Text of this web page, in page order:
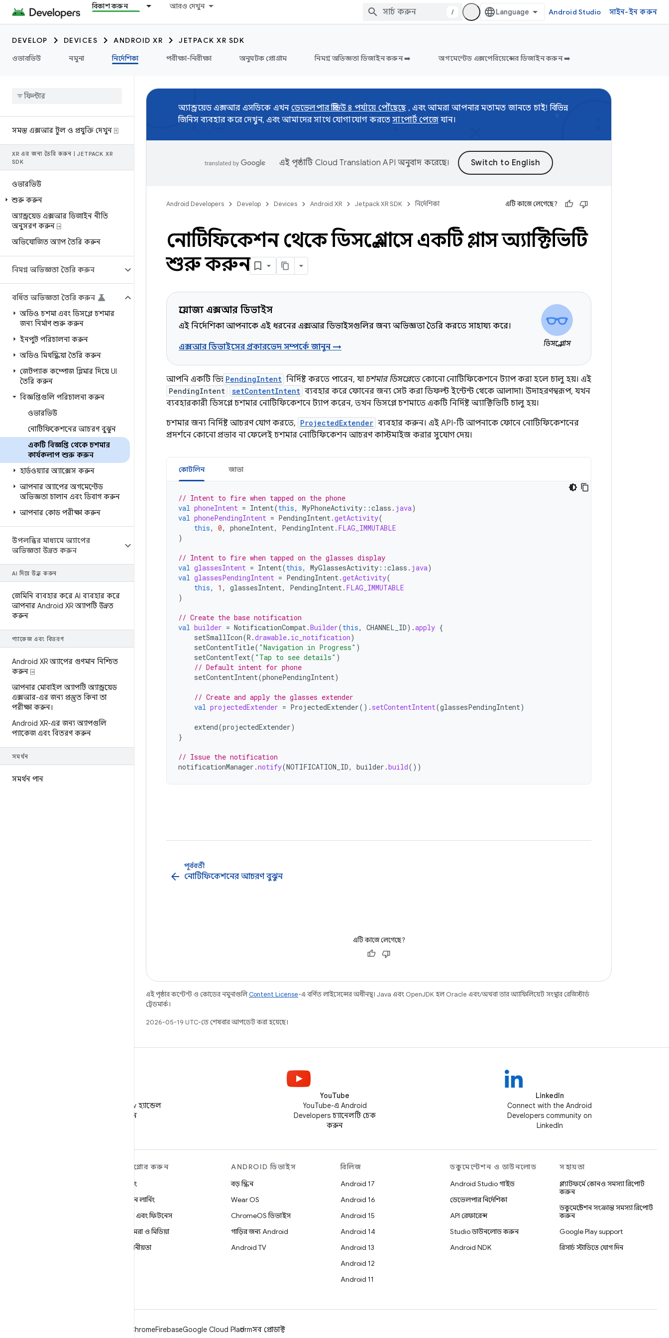
বিকাশ করুন আরও দেখুন
/ Android Studio সাইন-ইন করুন
DEVELOP DEVICES ANDROID XR
JETPACK XR SDK
ওভারভিউ
নমুনা নির্দেশিকা পরীক্ষা-নিরীক্ষা অনুঘটক প্রোগ্রাম নিমগ্ন অভিজ্ঞতা ডিজাইন করুন ➡️ অগমেন্টেড এক্সপেরিয়েন্সের ডিজাইন করুন ➡️
সমস্ত এক্সআর টুল ও প্রযুক্তি দেখুন ⍐
XR এর জন্য তৈরি করুন
JETPACK XR
SDK
ওভারভিউ
শুরু করুন
অ্যান্ড্রয়েড এক্সআর ডিজাইন নীতি
অনুসরণ করুন ⍈
অভিযোজিত অ্যাপ তৈরি করুন
নিমগ্ন অভিজ্ঞতা তৈরি করুন
বর্ধিত অভিজ্ঞতা তৈরি করুন
অডিও চশমা এবং ডিসপ্লে চশমার
জন্য নির্মাণ শুরু করুন
ইনপুট পরিচালনা করুন
অডিও মিথস্ক্রিয়া তৈরি করুন
জেটপ্যাক কম্পোজ গ্লিমার দিয়ে UI
তৈরি করুন
বিজ্ঞপ্তিগুলি পরিচালনা করুন
ওভারভিউ
নোটিফিকেশনের আচরণ বুঝুন
একটি বিজ্ঞপ্তি থেকে চশমার
কার্যকলাপ শুরু করুন
হার্ডওয়্যার অ্যাক্সেস করুন
আপনার অ্যাপের অগমেন্টেড
অভিজ্ঞতা চালান এবং ডিবাগ করুন
আপনার কোড পরীক্ষা করুন
উপলব্ধির মাধ্যমে অ্যাপের
অভিজ্ঞতা উন্নত করুন
AI দিয়ে উন্নত করুন
জেমিনি ব্যবহার করে AI ব্যবহার করে
আপনার Android XR অ্যাপটি উন্নত
করুন
প্যাকেজ এবং বিতরণ
Android XR অ্যাপের গুণমান নিশ্চিত
করুন ⍈
আপনার মোবাইল অ্যাপটি অ্যান্ড্রয়েড
এক্সআর-এর জন্য প্রস্তুত কিনা তা
পরীক্ষা করুন।
Android XR-এর জন্য অ্যাপগুলি
প্যাকেজ এবং বিতরণ করুন
সমর্থন
সমর্থন পান
অ্যান্ড্রয়েড এক্সআর এসডিকে এখন ডেভেলপার প্রিভিউ ৪ পর্যায়ে পৌঁছেছে, এবং আমরা আপনার মতামত জানতে চাই! বিভিন্ন
জিনিস ব্যবহার করে দেখুন, এবং আমাদের সাথে যোগাযোগ করতেসাপোর্ট পেজেযান।
এই পৃষ্ঠাটি Cloud Translation API অনুবাদ করেছে।
Android Developers Develop Devices Android XR Jetpack XR SDK নির্দেশিকা এটি কাজে লেগেছে?
নোটিফিকেশন থেকে ডিসপ্লে গ্লাসে একটি গ্লাস অ্যাক্টিভিটি
শুরু করুন
প্রযোজ্য এক্সআর ডিভাইস
এই নির্দেশিকা আপনাকে এই ধরনের এক্সআর ডিভাইসগুলির জন্য অভিজ্ঞতা তৈরি করতে সাহায্য করে।
এক্সআর ডিভাইসের প্রকারভেদ সম্পর্কে জানুন → ডিসপ্লে গ্লাস
আপনি একটি ভিন্ন PendingIntent নির্দিষ্ট করতে পারেন, যাচশমার ডিসপ্লেতেকোনো নোটিফিকেশনে ট্যাপ করা হলে চালু হয়। এই
PendingIntent setContentIntent ব্যবহার করে ফোনের জন্য সেট করা ডিফল্ট ইন্টেন্ট থেকে আলাদা। উদাহরণস্বরূপ, যখন
ব্যবহারকারী ডিসপ্লে চশমার নোটিফিকেশনে ট্যাপ করেন, তখন ডিসপ্লে চশমাতে একটি নির্দিষ্ট অ্যাক্টিভিটি চালু হয়।
চশমার জন্য নির্দিষ্ট আচরণ যোগ করতে, ProjectedExtender ব্যবহার করুন। এই API-টি আপনাকে ফোনে নোটিফিকেশনের
প্রদর্শনে কোনো প্রভাব না ফেলেই চশমার নোটিফিকেশন আচরণ কাস্টমাইজ করার সুযোগ দেয়।
কোটলিন জাভা
// Intent to fire when tapped on the phone
val phoneIntent = Intent(this, MyPhoneActivity ::class . java)
val phonePendingIntent = PendingIntent.getActivity(
this, 0, phoneIntent, PendingIntent. FLAG_IMMUTABLE
)
// Intent to fire when tapped on the glasses display
val glassesIntent = Intent(this, MyGlassesActivity ::class . java)
val glassesPendingIntent = PendingIntent.getActivity(
this, 1 , glassesIntent, PendingIntent. FLAG_IMMUTABLE
)
// Create the base notification
val builder = NotificationCompat.Builder(this, CHANNEL_ID).apply {
setSmallIcon(R .drawable. ic_notification)
setContentTitle( "Navigation in Progress" )
setContentText( "Tap to see details" )
// Default intent for phone
setContentIntent(phonePendingIntent)
// Create and apply the glasses extender
val projectedExtender = ProjectedExtender(). setContentIntent(glassesPendingIntent)
extend(projectedExtender)
}
// Issue the notification
notificationManager .notify(NOTIFICATION_ID, builder .build())
পূর্ববর্তী
arrow_back নোটিফিকেশনের আচরণ বুঝুন
এটি কাজে লেগেছে?
এই পৃষ্ঠার কন্টেন্ট ও কোডের নমুনাগুলিContent License-এ বর্ণিত লাইসেন্সের অধীনস্থ। Java এবং OpenJDK হল Oracle এবং/অথবা তার অ্যাফিলিয়েট সংস্থার রেজিস্টার্ড
ট্রেডমার্ক।
2026-05-19 UTC-তে শেষবার আপডেট করা হয়েছে।
X-এ @AndroidDev হ্যান্ডেল
ফলো করুন
YouTube
YouTube-এ Android
Developers চ্যানেলটি চেক
করুন
LinkedIn
Connect with the Android
Developers community on
LinkedIn
এক্সপ্লোর করুন
গেমিং
মেশিন লার্নিং
স্বাস্থ্য এবং ফিটনেস
ক্যামেরা ও মিডিয়া
গোপনীয়তা
ANDROID ডিভাইস
বড় স্ক্রিন
Wear OS
ChromeOS ডিভাইস
গাড়ির জন্য Android
Android TV
রিলিজ
Android 17
Android 16
Android 15
Android 14
Android 13
Android 12
Android 11
ডকুমেন্টেশন ও ডাউনলোড
Android Studio গাইড
ডেভেলপার নির্দেশিকা
API রেফারেন্স
Studio ডাউনলোড করুন
Android NDK
সহায়তা
প্ল্যাটফর্মে কোনও সমস্যা রিপোর্ট
করুন
ডকুমেন্টেশন সংক্রান্ত সমস্যা রিপোর্ট
করুন
Google Play support
রিসার্চ স্টাডিতে যোগ দিন
ChromeFirebaseGoogle Cloud Platformসব প্রোডাক্ট